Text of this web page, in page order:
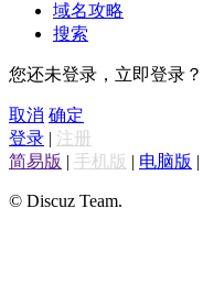
域名攻略
搜索
您还未登录，立即登录？
取消 确定
登录 | 注册
简易版 | 手机版 | 电脑版 |
© Discuz Team.